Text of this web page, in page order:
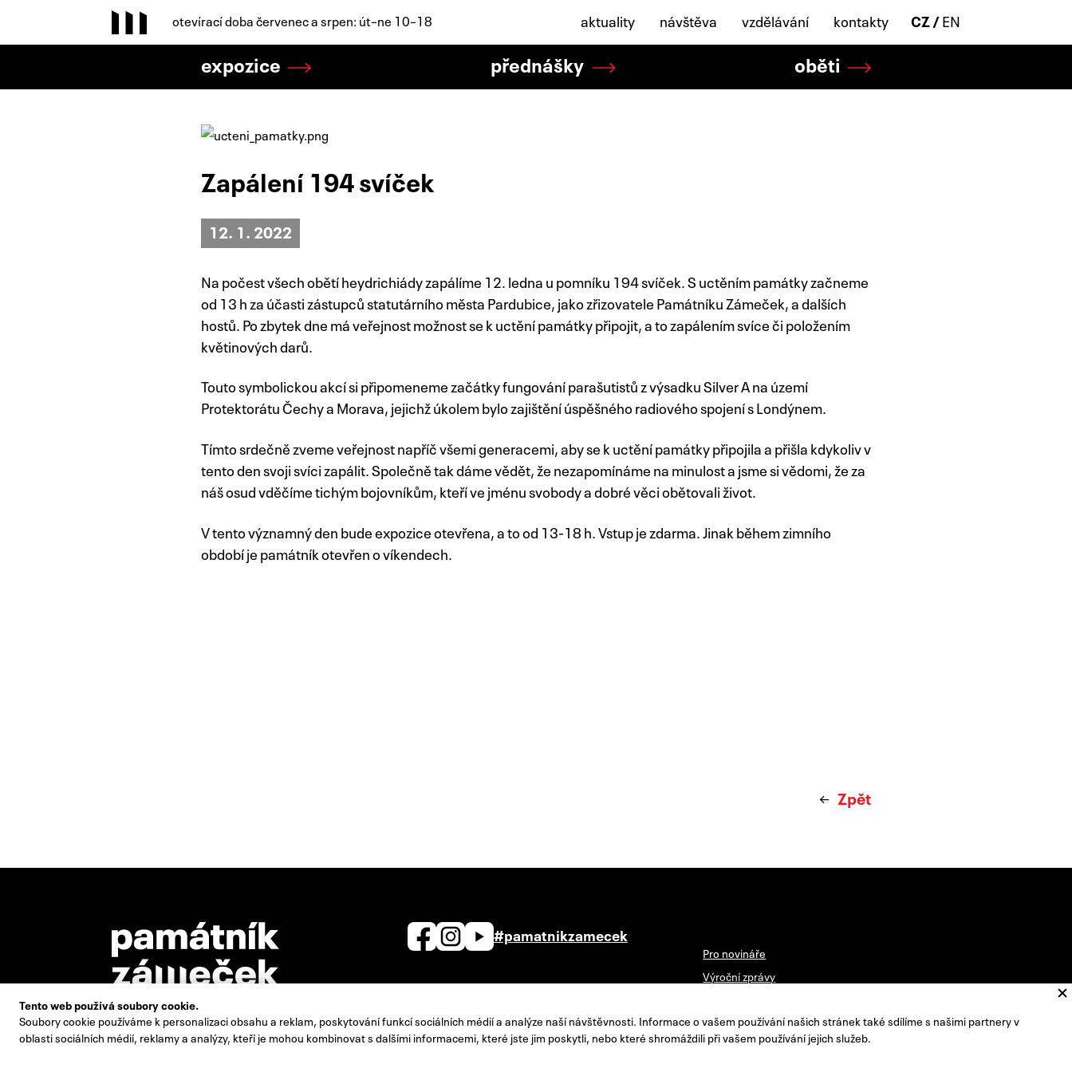
otevírací doba červenec a srpen: út–ne 10–18 aktuality návštěva vzdělávání kontakty CZ EN
expozice přednášky oběti
Zapálení 194 svíček
12. 1. 2022
Na počest všech obětí heydrichiády zapálíme 12. ledna u pomníku 194 svíček. S uctěním památky začneme
od 13 h za účasti zástupců statutárního města Pardubice, jako zřizovatele Památníku Zámeček, a dalších
hostů. Po zbytek dne má veřejnost možnost se k uctění památky připojit, a to zapálením svíce či položením
květinových darů.
Touto symbolickou akcí si připomeneme začátky fungování parašutistů z výsadku Silver A na území
Protektorátu Čechy a Morava, jejichž úkolem bylo zajištění úspěšného radiového spojení s Londýnem.
Tímto srdečně zveme veřejnost napříč všemi generacemi, aby se k uctění památky připojila a přišla kdykoliv v
tento den svoji svíci zapálit. Společně tak dáme vědět, že nezapomínáme na minulost a jsme si vědomi, že za
náš osud vděčíme tichým bojovníkům, kteří ve jménu svobody a dobré věci obětovali život.
V tento významný den bude expozice otevřena, a to od 13-18 h. Vstup je zdarma. Jinak během zimního
období je památník otevřen o víkendech.
Zpět
Památník Zámeček Pardubice, p. o., je zřizován
statutárním městem Pardubice.
#pamatnikzamecek
+420 732 895 221
Kontakty
Pro novináře
Výroční zprávy
Poradní sbor ředitele
Zpracování osobních údajů
Tento web používá soubory cookie.
Soubory cookie používáme k personalizaci obsahu a reklam, poskytování funkcí sociálních médií a analýze naší návštěvnosti. Informace o vašem používání našich stránek také sdílíme s našimi partnery v
oblasti sociálních médií, reklamy a analýzy, kteří je mohou kombinovat s dalšími informacemi, které jste jim poskytli, nebo které shromáždili při vašem používání jejich služeb.